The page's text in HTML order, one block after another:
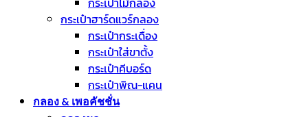
กระเป๋าฮาร์ดแวร์กลอง
กระเป๋ากระเดื่อง
กระเป๋าใส่ขาตั้ง
กระเป๋าคีบอร์ด
กระเป๋าพิณ-แคน
กลอง & เพอคัชชั่น